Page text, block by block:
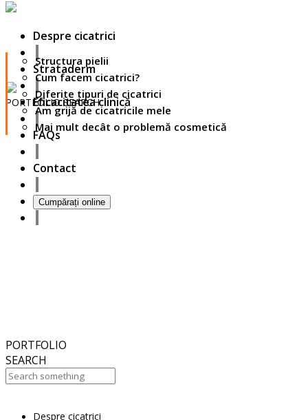
PORTFOLIO SEARCH
27
October
ISDS Bangkok 2017
October
Dasil 6th World Congress Shanghai 2017
PORTFOLIO
SEARCH
Despre cicatrici
Structura pielii
Cum facem cicatrici?
Diferite tipuri de cicatrici
Am grijă de cicatricile mele
Mai mult decât o problemă cosmetică
Strataderm
Eficacitatea clinică
FAQs
Contact
Cumpărați online
Despre cicatrici